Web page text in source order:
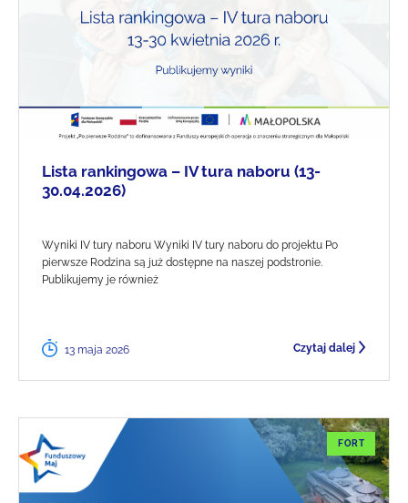
Lista rankingowa – IV tura naboru (13-
30.04.2026)
Wyniki IV tury naboru Wyniki IV tury naboru do projektu Po
pierwsze Rodzina są już dostępne na naszej podstronie.
Publikujemy je również
13 maja 2026 Czytaj dalej
FORT